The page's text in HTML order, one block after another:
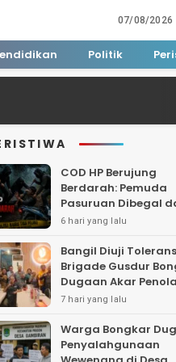
07/08/2026
Politik
COD HP Berujung
Berdarah: Pemuda
Pasuruan Dibegal
Dibacok di Tengah
6 hari yang lalu
Bangil Diuji
Brigade Gusdur
Dugaan Akar
Tempat Ibadah
7 hari yang lalu
Warga Bongkar
Penyalahgunaan